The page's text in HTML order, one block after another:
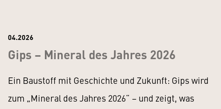
04.2026
Gips – Mineral des Jahres 2026
Ein Baustoff mit Geschichte und Zukunft: Gips wird
zum „Mineral des Jahres 2026“ – und zeigt, was